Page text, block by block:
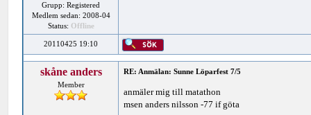
Grupp: Registered
Medlem sedan: 2008-04
Status: Offline
20110425 19:10
skåne anders
Member
RE: Anmälan: Sunne Löparfest 7/5
anmäler mig till matathon
msen anders nilsson -77 if göta